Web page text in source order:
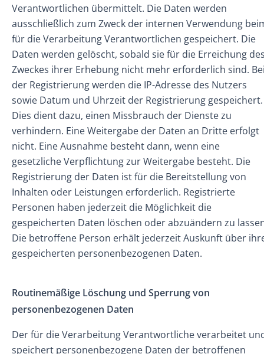
Verantwortlichen übermittelt. Die Daten werden
ausschließlich zum Zweck der internen Verwendung
für die Verarbeitung Verantwortlichen gespeichert. Die
Daten werden gelöscht, sobald sie für die Erreichung
Zweckes ihrer Erhebung nicht mehr erforderlich sind.
der Registrierung werden die IP-Adresse des Nutzers
sowie Datum und Uhrzeit der Registrierung gespeichert.
Dies dient dazu, einen Missbrauch der Dienste zu
verhindern. Eine Weitergabe der Daten an Dritte erfolgt
nicht. Eine Ausnahme besteht dann, wenn eine
gesetzliche Verpflichtung zur Weitergabe besteht. Die
Registrierung der Daten ist für die Bereitstellung von
Inhalten oder Leistungen erforderlich. Registrierte
Personen haben jederzeit die Möglichkeit die
gespeicherten Daten löschen oder abzuändern zu
Die betroffene Person erhält jederzeit Auskunft über
gespeicherten personenbezogenen Daten.
Routinemäßige Löschung und Sperrung von
personenbezogenen Daten
Der für die Verarbeitung Verantwortliche verarbeitet
speichert personenbezogene Daten der betroffenen